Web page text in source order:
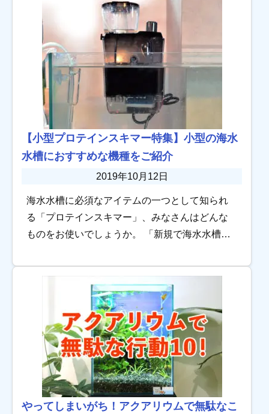
【小型プロテインスキマー特集】小型の海水
水槽におすすめな機種をご紹介
2019年10月12日
海水水槽に必須なアイテムの一つとして知られ
る「プロテインスキマー」、みなさんはどんな
ものをお使いでしょうか。 「新規で海水水槽を
選びたい」「最近パワーが落ちてきた気がする
やってしまいがち！アクアリウムで無駄なこ